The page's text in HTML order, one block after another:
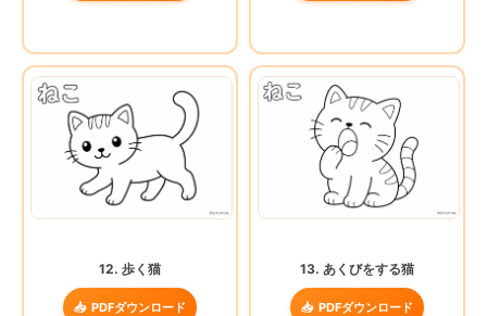
12. 歩く猫
PDFダウンロード
13. あくびをする猫
PDFダウンロード